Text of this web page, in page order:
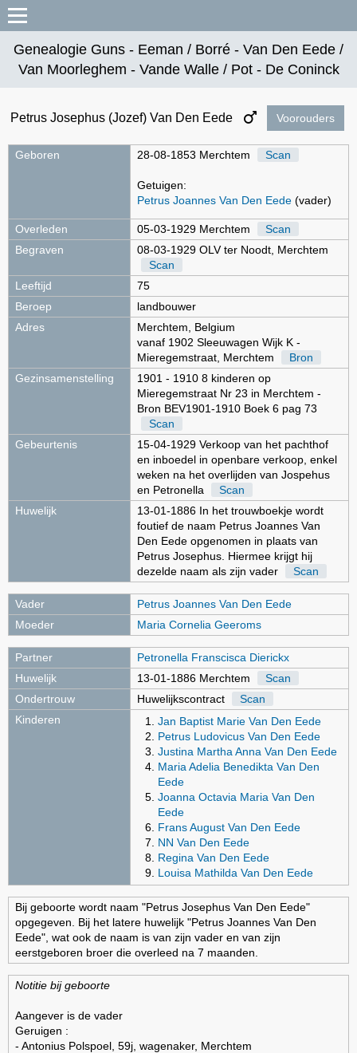
Genealogie Guns - Eeman / Borré - Van Den Eede /
Van Moorleghem - Vande Walle / Pot - De Coninck
Petrus Josephus (Jozef) Van Den Eede Voorouders
Geboren 28-08-1853 Merchtem Scan
Getuigen:
Petrus Joannes Van Den Eede (vader)
Overleden 05-03-1929 Merchtem
Scan
Begraven
08-03-1929 OLV ter Noodt, Merchtem
Scan
Leeftijd
75
Beroep
landbouwer
Adres
Merchtem, Belgium
vanaf 1902 Sleeuwagen Wijk K -
Mieregemstraat, Merchtem
Bron
Gezinsamenstelling
1901 - 1910 8 kinderen op
Mieregemstraat Nr 23 in Merchtem -
Bron BEV1901-1910 Boek 6 pag 73
Scan
Gebeurtenis
15-04-1929 Verkoop van het pachthof
en inboedel in openbare verkoop, enkel
weken na het overlijden van Jospehus
en Petronella
Scan
Huwelijk
13-01-1886 In het trouwboekje wordt
foutief de naam Petrus Joannes Van
Den Eede opgenomen in plaats van
Petrus Josephus. Hiermee krijgt hij
dezelde naam als zijn vader
Scan
Vader
Petrus Joannes Van Den Eede
Moeder
Maria Cornelia Geeroms
Partner
Petronella Franscisca Dierickx
Huwelijk
13-01-1886 Merchtem
Scan
Ondertrouw
Huwelijkscontract
Scan
Kinderen
Jan Baptist Marie Van Den Eede
Petrus Ludovicus Van Den Eede
Justina Martha Anna Van Den Eede
Maria Adelia Benedikta Van Den
Eede
Joanna Octavia Maria Van Den
Eede
Frans August Van Den Eede
NN Van Den Eede
Regina Van Den Eede
Louisa Mathilda Van Den Eede
Bij geboorte wordt naam "Petrus Josephus Van Den Eede"
opgegeven. Bij het latere huwelijk "Petrus Joannes Van Den
Eede", wat ook de naam is van zijn vader en van zijn
eerstgeboren broer die overleed na 7 maanden.
Notitie bij geboorte
Aangever is de vader
Geruigen :
- Antonius Polspoel, 59j, wagenaker, Merchtem